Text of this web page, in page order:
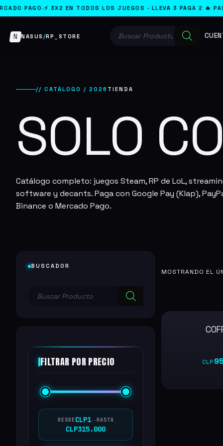
EN TODOS LOS JUEGOS · LLEVA 3 PAGA 2 🔥 PASE
N NASUS /RP STORE de
// CATÁLOGO / 2026 TIENDA
SOLO
Catálogo completo: juegos Steam, RP de LoL,
software y decants. Paga con Google Pay (Klap),
Binance o Mercado Pago.
BUSCADOR
FILTRAR POR PRECIO
DESDECLP1—HASTA
CLP315.000
MOSTRANDO EL
CLP